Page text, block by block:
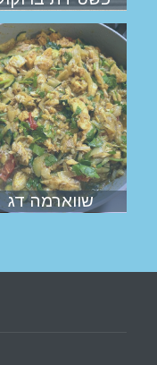
שווארמה דג